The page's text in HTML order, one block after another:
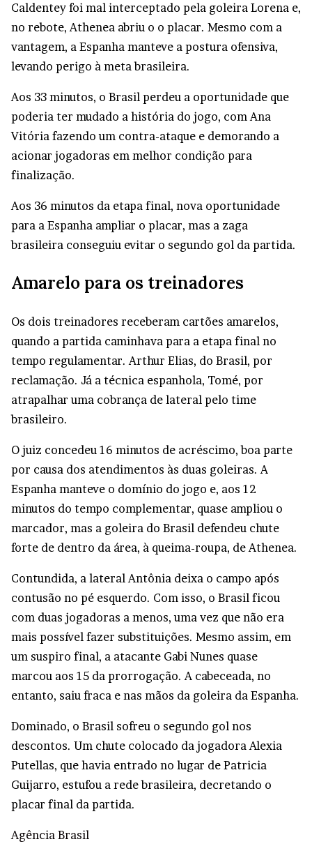
Caldentey foi mal interceptado pela goleira Lorena e,
no rebote, Athenea abriu o o placar. Mesmo com a
vantagem, a Espanha manteve a postura ofensiva,
levando perigo à meta brasileira.
Aos 33 minutos, o Brasil perdeu a oportunidade que
poderia ter mudado a história do jogo, com Ana
Vitória fazendo um contra-ataque e demorando a
acionar jogadoras em melhor condição para
finalização.
Aos 36 minutos da etapa final, nova oportunidade
para a Espanha ampliar o placar, mas a zaga
brasileira conseguiu evitar o segundo gol da partida.
Amarelo para os treinadores
Os dois treinadores receberam cartões amarelos,
quando a partida caminhava para a etapa final no
tempo regulamentar. Arthur Elias, do Brasil, por
reclamação. Já a técnica espanhola, Tomé, por
atrapalhar uma cobrança de lateral pelo time
brasileiro.
O juiz concedeu 16 minutos de acréscimo, boa parte
por causa dos atendimentos às duas goleiras. A
Espanha manteve o domínio do jogo e, aos 12
minutos do tempo complementar, quase ampliou o
marcador, mas a goleira do Brasil defendeu chute
forte de dentro da área, à queima-roupa, de Athenea.
Contundida, a lateral Antônia deixa o campo após
contusão no pé esquerdo. Com isso, o Brasil ficou
com duas jogadoras a menos, uma vez que não era
mais possível fazer substituições. Mesmo assim, em
um suspiro final, a atacante Gabi Nunes quase
marcou aos 15 da prorrogação. A cabeceada, no
entanto, saiu fraca e nas mãos da goleira da Espanha.
Dominado, o Brasil sofreu o segundo gol nos
descontos. Um chute colocado da jogadora Alexia
Putellas, que havia entrado no lugar de Patricia
Guijarro, estufou a rede brasileira, decretando o
placar final da partida.
Agência Brasil